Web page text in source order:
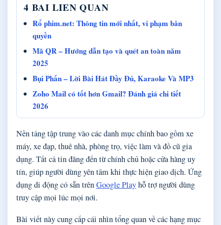
4 BAI LIEN QUAN
Rổ phim.net: Thông tin mới nhất, vi phạm bản
quyền
Mã QR – Hướng dẫn tạo và quét an toàn năm
2025
Bụi Phấn – Lời Bài Hát Đầy Đủ, Karaoke Và MP3
Zoho Mail có tốt hơn Gmail? Đánh giá chi tiết
2026
Nền tảng tập trung vào các danh mục chính bao gồm xe
máy, xe đạp, thuê nhà, phòng trọ, việc làm và đồ cũ gia
dụng. Tất cả tin đăng đến từ chính chủ hoặc cửa hàng uy
tín, giúp người dùng yên tâm khi thực hiện giao dịch. Ứng
dụng di động có sẵn trênGoogle Playhỗ trợ người dùng
truy cập mọi lúc mọi nơi.
Bài viết này cung cấp cái nhìn tổng quan về các hạng mục